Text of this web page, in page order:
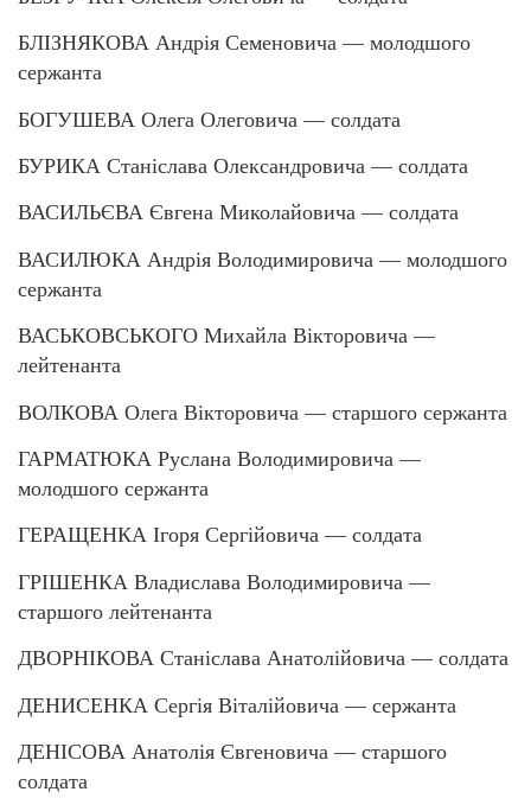
БЛІЗНЯКОВА Андрія Семеновича — молодшого
сержанта
БОГУШЕВА Олега Олеговича — солдата
БУРИКА Станіслава Олександровича — солдата
ВАСИЛЬЄВА Євгена Миколайовича — солдата
ВАСИЛЮКА Андрія Володимировича — молодшого
сержанта
ВАСЬКОВСЬКОГО Михайла Вікторовича —
лейтенанта
ВОЛКОВА Олега Вікторовича — старшого сержанта
ГАРМАТЮКА Руслана Володимировича —
молодшого сержанта
ГЕРАЩЕНКА Ігоря Сергійовича — солдата
ГРІШЕНКА Владислава Володимировича —
старшого лейтенанта
ДВОРНІКОВА Станіслава Анатолійовича — солдата
ДЕНИСЕНКА Сергія Віталійовича — сержанта
ДЕНІСОВА Анатолія Євгеновича — старшого
солдата